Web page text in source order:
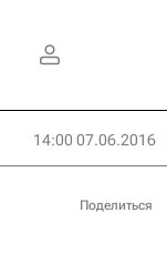
14:00 07.06.2016
Поделиться